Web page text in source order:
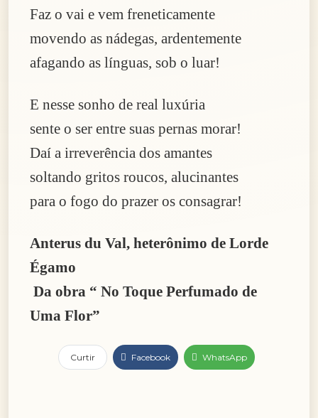
Faz o vai e vem freneticamente
movendo as nádegas, ardentemente
afagando as línguas, sob o luar!
E nesse sonho de real luxúria
sente o ser entre suas pernas morar!
Daí a irreverência dos amantes
soltando gritos roucos, alucinantes
para o fogo do prazer os consagrar!
Anterus du Val, heterônimo de Lorde
Égamo
Da obra “ No Toque Perfumado de
Uma Flor”
Curtir Facebook WhatsApp